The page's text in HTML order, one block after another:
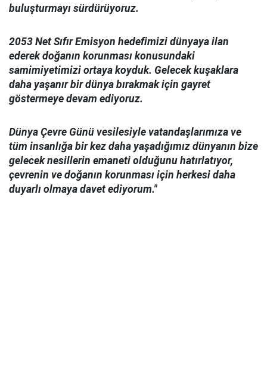
buluşturmayı sürdürüyoruz.
2053 Net Sıfır Emisyon hedefimizi dünyaya ilan
ederek doğanın korunması konusundaki
samimiyetimizi ortaya koyduk. Gelecek kuşaklara
daha yaşanır bir dünya bırakmak için gayret
göstermeye devam ediyoruz.
Dünya Çevre Günü vesilesiyle vatandaşlarımıza ve
tüm insanlığa bir kez daha yaşadığımız dünyanın bize
gelecek nesillerin emaneti olduğunu hatırlatıyor,
çevrenin ve doğanın korunması için herkesi daha
duyarlı olmaya davet ediyorum."